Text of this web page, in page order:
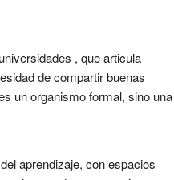
, que articula
de compartir buenas
un organismo formal, sino una
aprendizaje, con espacios